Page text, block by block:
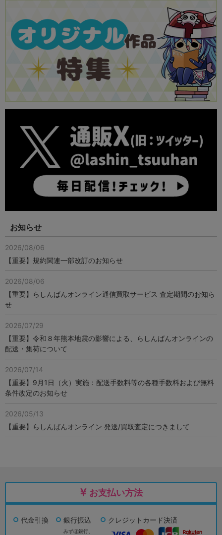
お知らせ
2026/08/06
【重要】規約関連一部改訂のお知らせ
2026/08/06
【重要】らしんばんオンライン通信買取サービス 査定期間のお知ら
せ
2026/07/29
【重要】令和８年熊本地震の影響による、らしんばんオンラインの
配送・集荷について
2026/07/14
【重要】9月1日（火）実施：配送手数料等の各種手数料および無料
条件改定のお知らせ
2026/05/13
【重要】らしんばんオンライン 発送/買取査定につきまして
お支払い方法
代金引換 銀行振込
みずほ銀行、
クレジットカード決済